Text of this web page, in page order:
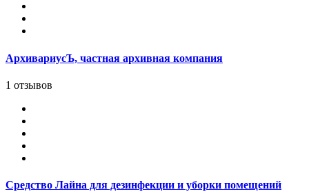
АрхивариусЪ, частная архивная компания
1 отзывов
Средство Лайна для дезинфекции и уборки помещений